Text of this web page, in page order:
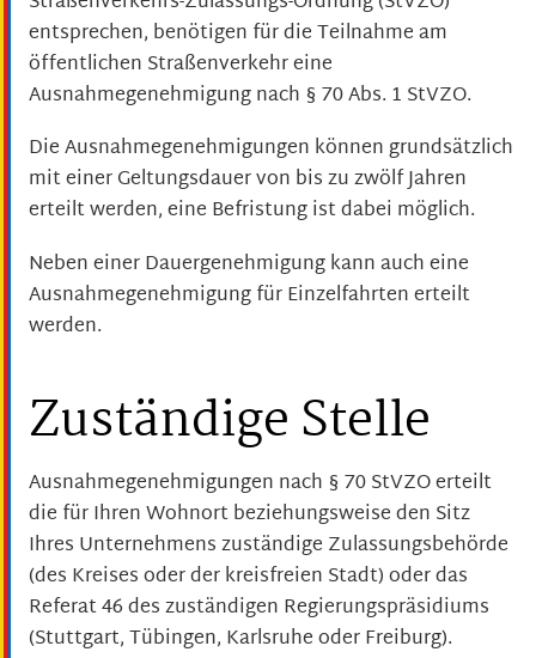
entsprechen, benötigen für die Teilnahme am
öffentlichen Straßenverkehr eine
Ausnahmegenehmigung nach § 70 Abs. 1 StVZO.
Die Ausnahmegenehmigungen können grundsätzlich
mit einer Geltungsdauer von bis zu zwölf Jahren
erteilt werden, eine Befristung ist dabei möglich.
Neben einer Dauergenehmigung kann auch eine
Ausnahmegenehmigung für Einzelfahrten erteilt
werden.
Zuständige Stelle
Ausnahmegenehmigungen nach § 70 StVZO erteilt
die für Ihren Wohnort beziehungsweise den Sitz
Ihres Unternehmens zuständige Zulassungsbehörde
(des Kreises oder der kreisfreien Stadt) oder das
Referat 46 des zuständigen Regierungspräsidiums
(Stuttgart, Tübingen, Karlsruhe oder Freiburg).